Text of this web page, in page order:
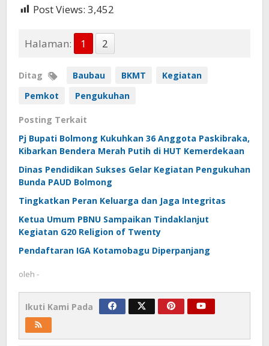
Post Views: 3,452
Halaman: 1 2
Ditag Baubau BKMT
Kegiatan
Pemkot
Pengukuhan
Posting Terkait
Pj Bupati Bolmong Kukuhkan 36 Anggota Paskibraka,
Kibarkan Bendera Merah Putih di HUT Kemerdekaan
Dinas Pendidikan Sukses Gelar Kegiatan Pengukuhan
Bunda PAUD Bolmong
Tingkatkan Peran Keluarga dan Jaga Integritas
Ketua Umum PBNU Sampaikan Tindaklanjut
Kegiatan G20 Religion of Twenty
Pendaftaran IGA Kotamobagu Diperpanjang
oleh -
Ikuti Kami Pada